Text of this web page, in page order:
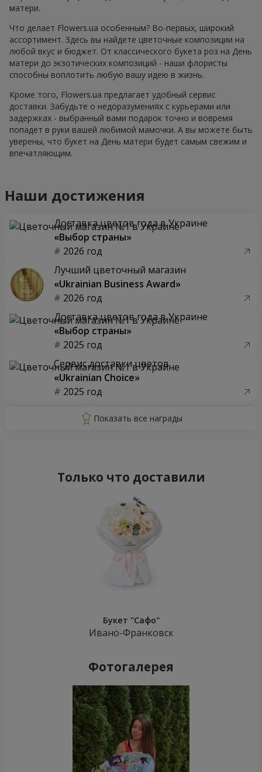
матери.
Что делает Flowers.ua особенным? Во-первых, широкий
ассортимент. Здесь вы найдете цветочные композиции на
любой вкус и бюджет. От классического букета роз на День
матери до экзотических композиций - наши флористы
способны воплотить любую вашу идею в жизнь.
Кроме того, Flowers.ua предлагает удобный сервис
доставки. Забудьте о недоразумениях с курьерами или
задержках - выбранный вами подарок точно и вовремя
попадет в руки вашей любимой мамочки. А вы можете быть
уверены, что букет на День матери будет самым свежим и
впечатляющим.
Наши достижения
Доставка цветов года в Украине
«Выбор страны»
2026 год
Лучший цветочный магазин
«Ukrainian Business Award»
2026 год
Доставка цветов года в Украине
«Выбор страны»
2025 год
Сервис доставки цветов
«Ukrainian Choice»
2025 год
Только что доставили
Букет "Сафо"
Ивано-Франковск
Фотогалерея